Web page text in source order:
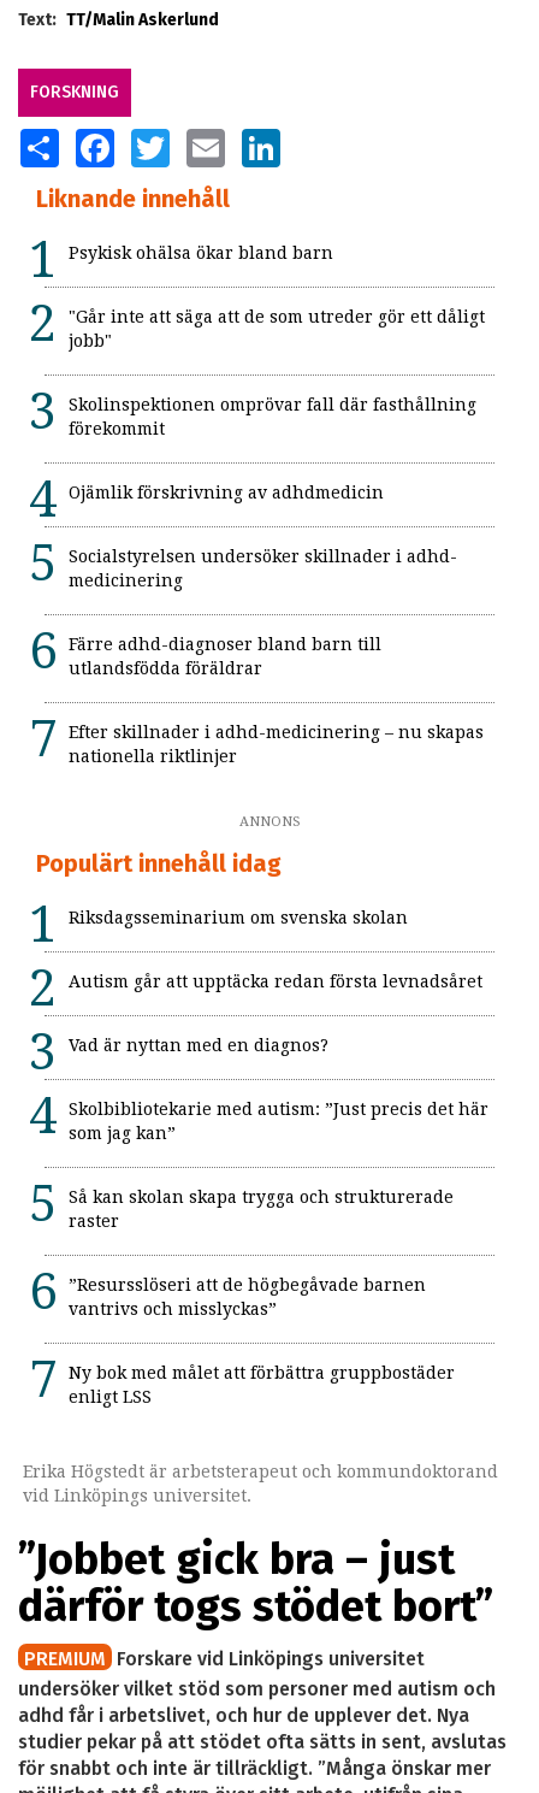
Text: TT/Malin Askerlund
FORSKNING
SHARE FACEBOOKTWITTER EMAIL
Liknande innehåll
Psykisk ohälsa ökar bland barn
"Går inte att säga att de som utreder gör ett dåligt
jobb"
Skolinspektionen omprövar fall där fasthållning
förekommit
Ojämlik förskrivning av adhdmedicin
Socialstyrelsen undersöker skillnader i adhd-
medicinering
Färre adhd-diagnoser bland barn till
utlandsfödda föräldrar
Efter skillnader i adhd-medicinering – nu skapas
nationella riktlinjer
ANNONS
Populärt innehåll idag
Riksdagsseminarium om svenska skolan
Autism går att upptäcka redan första levnadsåret
Vad är nyttan med en diagnos?
Skolbibliotekarie med autism: ”Just precis det här
som jag kan”
Så kan skolan skapa trygga och strukturerade
raster
”Resursslöseri att de högbegåvade barnen
vantrivs och misslyckas”
Ny bok med målet att förbättra gruppbostäder
enligt LSS
Erika Högstedt är arbetsterapeut och kommundoktorand
vid Linköpings universitet.
”Jobbet gick bra – just
därför togs stödet bort”
PREMIUM Forskare vid Linköpings universitet
undersöker vilket stöd som personer med autism och
adhd får i arbetslivet, och hur de upplever det. Nya
studier pekar på att stödet ofta sätts in sent, avslutas
för snabbt och inte är tillräckligt. ”Många önskar mer